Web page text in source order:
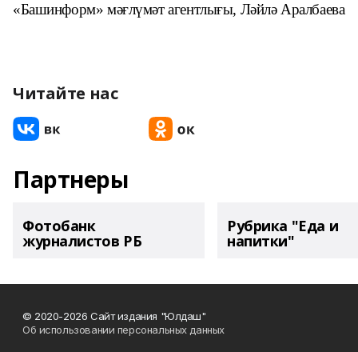
«Башинформ» мәғлүмәт агентлығы, Ләйлә Аралбаева
Читайте нас
Партнеры
Фотобанк
журналистов РБ
Рубрика "Еда и
напитки"
© 2020-2026 Сайт издания "Юлдаш"
Об использовании персональных данных